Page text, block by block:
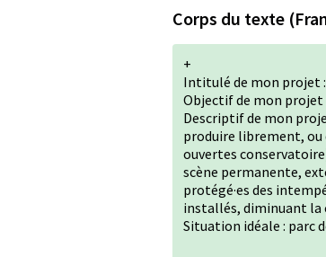
Corps du texte
+
Intitulé de mon projet
Objectif de mon projet
Descriptif de mon
produire librement, ou
ouvertes
scène permanente,
protégé·es des
installés, diminuant la
Situation idéale : parc